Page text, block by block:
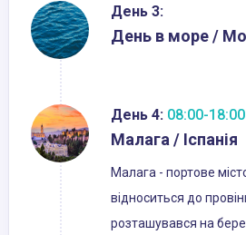
День 3:
День в море /
День 4: 08:00-18:00
Малага / Іспанія
Малага - портове
відноситься до
розташувався на